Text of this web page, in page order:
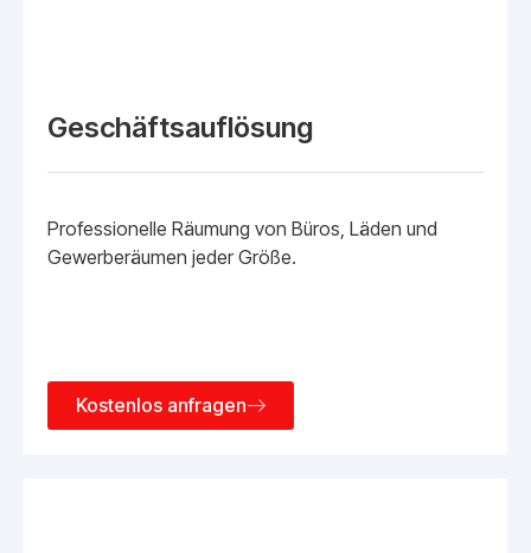
Geschäftsauflösung
Professionelle Räumung von Büros, Läden und
Gewerberäumen jeder Größe.
Kostenlos anfragen